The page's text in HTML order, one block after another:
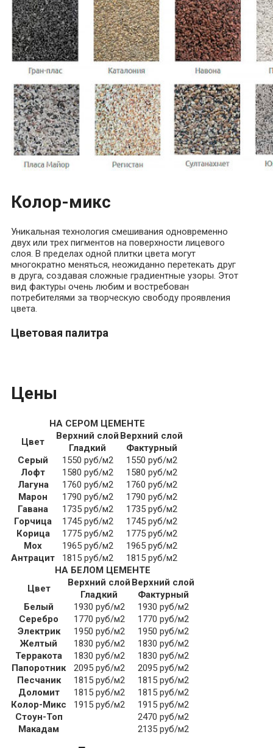
Колор-микс
Уникальная технология смешивания одновременно
двух или трех пигментов на поверхности лицевого
слоя. В пределах одной плитки цвета могут
многократно меняться, неожиданно перетекать друг
в друга, создавая сложные градиентные узоры. Этот
вид фактуры очень любим и востребован
потребителями за творческую свободу проявления
цвета.
Цветовая палитра
Цены
НА СЕРОМ ЦЕМЕНТЕ
Цвет
Верхний слой Верхний слой
Гладкий
Фактурный
Серый
1550 руб/м2
1550 руб/м2
Лофт
1580 руб/м2
1580 руб/м2
Лагуна
1760 руб/м2
1760 руб/м2
Марон
1790 руб/м2
1790 руб/м2
Гавана
1735 руб/м2
1735 руб/м2
Горчица
1745 руб/м2
1745 руб/м2
Корица
1775 руб/м2
1775 руб/м2
Мох
1965 руб/м2
1965 руб/м2
Антрацит
1815 руб/м2
1815 руб/м2
НА БЕЛОМ ЦЕМЕНТЕ
Цвет
Верхний слой Верхний слой
Гладкий
Фактурный
Белый
1930 руб/м2
1930 руб/м2
Серебро
1770 руб/м2
1770 руб/м2
Электрик
1950 руб/м2
1950 руб/м2
Желтый
1830 руб/м2
1830 руб/м2
Терракота
1830 руб/м2
1830 руб/м2
Папоротник
2095 руб/м2
2095 руб/м2
Песчаник
1815 руб/м2
1815 руб/м2
Доломит
1815 руб/м2
1815 руб/м2
Колор-Микс
1915 руб/м2
1915 руб/м2
Стоун-Топ
2470 руб/м2
Макадам
2135 руб/м2